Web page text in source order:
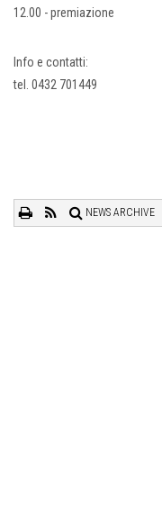
12.00 - premiazione
Info e contatti:
tel. 0432 701449
NEWS ARCHIVE